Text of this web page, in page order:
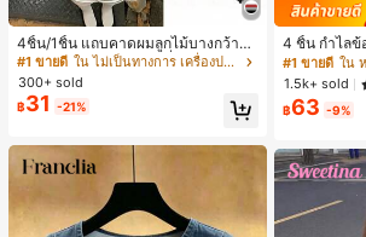
4ชิ้น/1ชิ้น แถบคาดผมลูกไม้บางกว้างยื
ดหยุ่นสำหรับผู้หญิง, แฟชั่นอเนกประสง
ค์พรีเมียมหรูหราสไตล์มินิมอล ผ้าพันคอ
เล็กๆ ห่วงผม อุปกรณ์เสริมผม, เหมาะสำ
หรับการออกไปข้างนอกประจำวัน, ลำล
อง, งานปาร์ตี้, การเดินทาง, การพักผ่อ
น, การมัดผม, การจัดทรงผม, การแต่งห
น้า, การจับคู่ชุด, อุปกรณ์เสริมประดับผ
ม
#1 ขายดี
เกือบหมดแล้ว!
#1 ขายดี
ใน ไม่เป็นทางการ เครื่องประดับผมผู้หญิง
เกือบหมดแล้ว!
#1 ขายดี
ใน ไม่เป็นทางการ เครื่องประดับผมผู้หญิง
เกือบหมดแล้ว!
#1 ขายดี
ใน ไม่เป็นทางการ เครื่องประดับผมผู้หญิง
300+ sold
฿31 -21%
4 ชิ้น กำไลข้
ทจหรูหราสำ
ทันสมัย, เหม
ะจำวันและโ
บเธอ
#1 ขายดี
1.5k+ sold
฿63 -9%